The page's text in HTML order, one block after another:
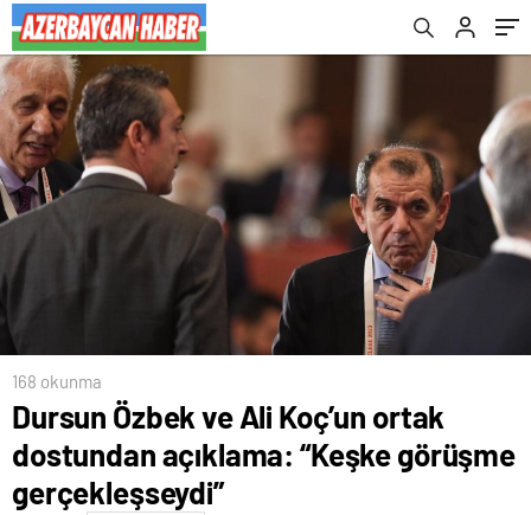
168 okunma
Dursun Özbek ve Ali Koç’un ortak
dostundan açıklama: “Keşke görüşme
gerçekleşseydi”